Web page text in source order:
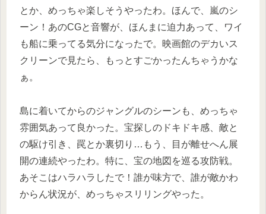
とか、めっちゃ楽しそうやったわ。ほんで、嵐のシ
ーン！あのCGと音響が、ほんまに迫力あって、ワイ
も船に乗ってる気分になったで。映画館のデカいス
クリーンで見たら、もっとすごかったんちゃうかな
ぁ。
島に着いてからのジャングルのシーンも、めっちゃ
雰囲気あって良かった。宝探しのドキドキ感、敵と
の駆け引き、罠とか裏切り…もう、目が離せへん展
開の連続やったわ。特に、宝の地図を巡る攻防戦。
あそこはハラハラしたで！誰が味方で、誰が敵かわ
からん状況が、めっちゃスリリングやった。